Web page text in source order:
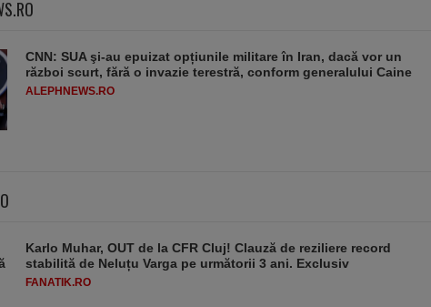
CNN: SUA şi-au epuizat opțiunile militare în Iran, dacă vor un
război scurt, fără o invazie terestră, conform generalului Caine
ALEPHNEWS.RO
Karlo Muhar, OUT de la CFR Cluj! Clauză de reziliere record
stabilită de Neluțu Varga pe următorii 3 ani. Exclusiv
FANATIK.RO